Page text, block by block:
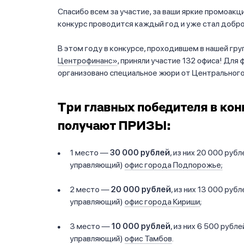
Спасибо всем за участие, за ваши яркие
конкурс проводится каждый год и уже стал
В этом году в конкурсе, проходившем в нашей
Центрофинанс», приняли участие 132 офиса!
организовано специальное жюри от
Три главных победителя в
получают ПРИЗЫ:
1 место — 30 000 рублей, из них 20 000
управляющий) офис города Подпорожье;
2 место — 20 000 рублей, из них 13 000
управляющий) офис города Кириши;
3 место — 10 000 рублей, из них 6 500
управляющий) офис Тамбов.